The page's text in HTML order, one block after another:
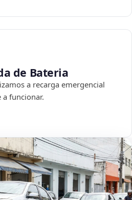
de Bateria
a recarga emergencial
a funcionar.